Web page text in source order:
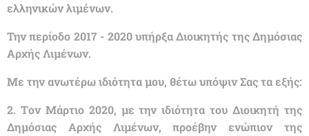
ελληνικών λιμένων.
Την περίοδο 2017 - 2020 υπήρξα Διοικητής της Δημόσιας
Αρχής Λιμένων.
Με την ανωτέρω ιδιότητα μου, θέτω υπόψιν Σας τα εξής:
2. Tον Μάρτιο 2020, με την ιδιότητα του Διοικητή της
Δημόσιας Αρχής Λιμένων, προέβην ενώπιον της